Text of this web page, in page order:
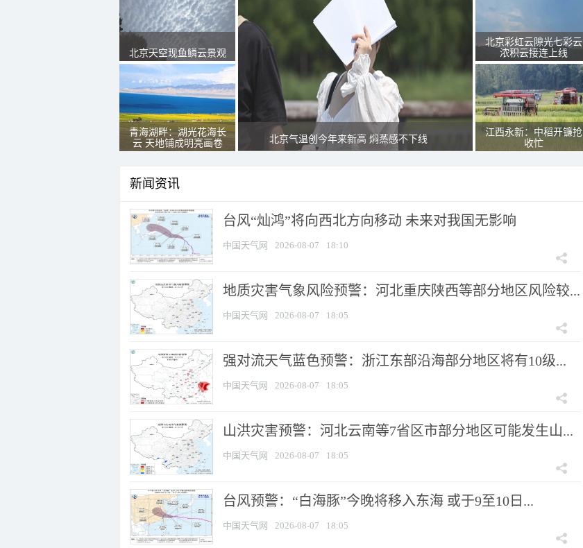
北京天空现鱼鳞云景观
青海湖畔：湖光花海长
云 天地铺成明亮画卷
北京气温创今年来新高 焖蒸感不下线
北京彩虹云隙光七彩云
浓积云接连上线
江西永新：中稻开镰抢
收忙
新闻资讯
台风“灿鸿”将向西北方向移动 未来对我国无影响
中国天气网 2026-08-07 18:10
地质灾害气象风险预警：河北重庆陕西等部分地区风险较...
中国天气网 2026-08-07 18:05
强对流天气蓝色预警：浙江东部沿海部分地区将有10级...
中国天气网 2026-08-07 18:05
山洪灾害预警：河北云南等7省区市部分地区可能发生山...
中国天气网 2026-08-07 18:05
台风预警：“白海豚”今晚将移入东海 或于9至10日...
中国天气网 2026-08-07 18:05